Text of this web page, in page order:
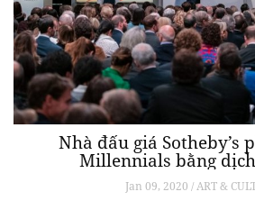
Nhà đấu giá Sotheby’s
Millennials bằng
Jan 09, 2020 / ART &